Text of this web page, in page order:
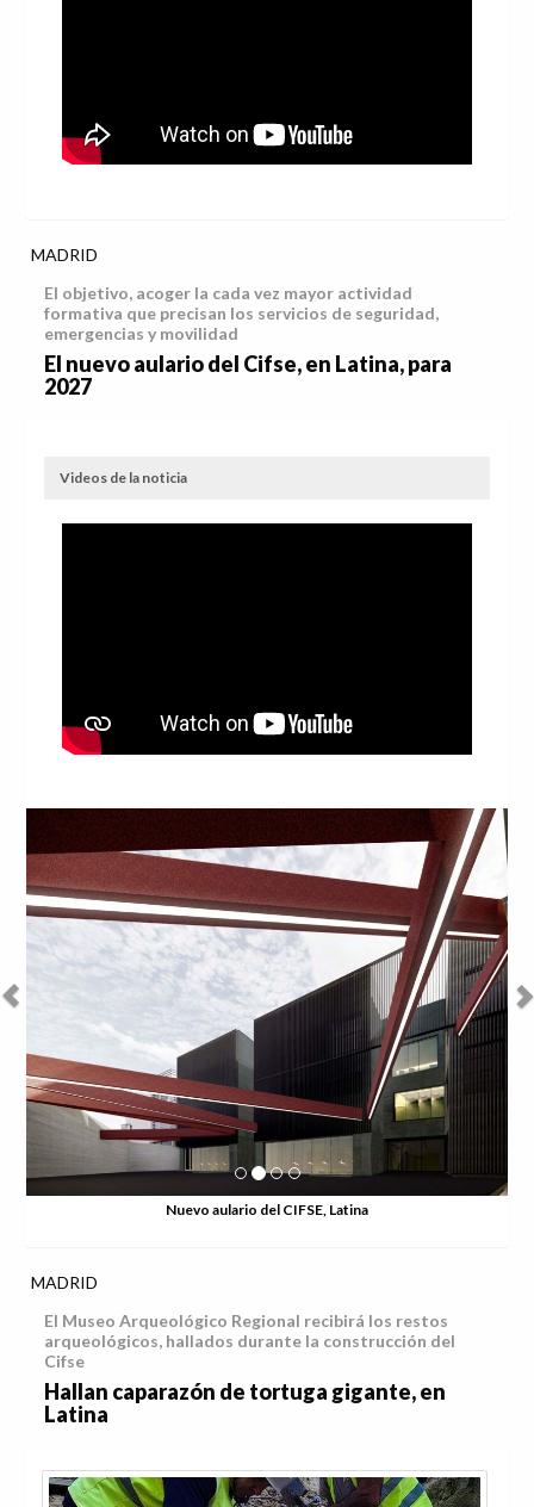
MADRID
El objetivo, acoger la cada vez mayor actividad
formativa que precisan los servicios de seguridad,
emergencias y movilidad
El nuevo aulario del Cifse, en Latina, para
2027
Videos de la noticia
Nuevo aulario del CIFSE, Latina
Anterior
MADRID
El Museo Arqueológico Regional recibirá los restos
arqueológicos, hallados durante la construcción del
Cifse
Hallan caparazón de tortuga gigante, en
Latina